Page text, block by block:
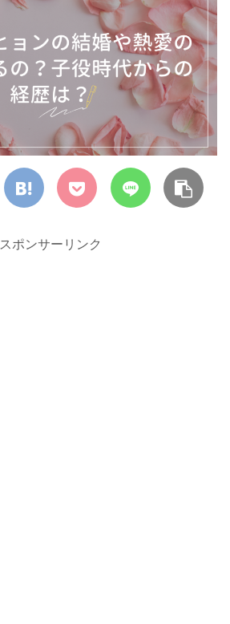
スポンサーリンク